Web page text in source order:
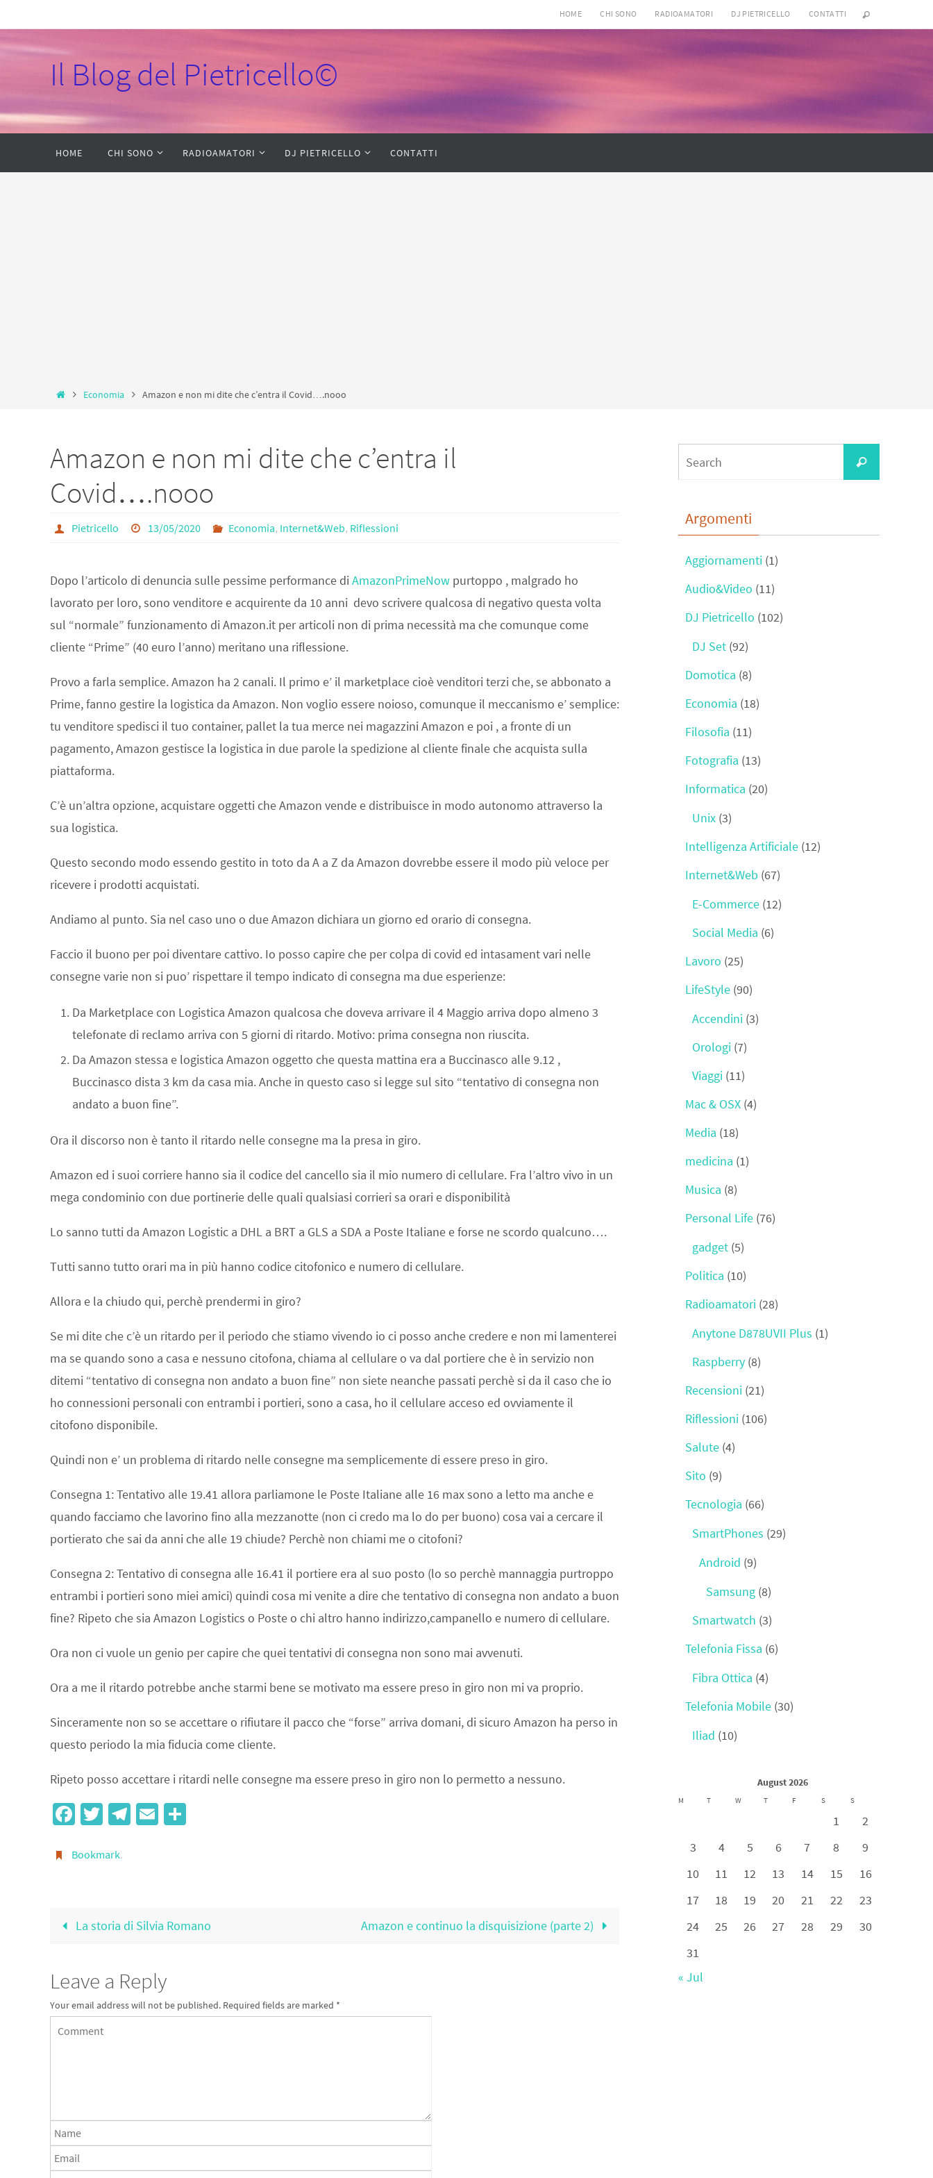
to
content
HOME CHI SONO RADIOAMATORI DJ PIETRICELLO CONTATTI
Il Blog del Pietricello©
content
HOME CHI SONO RADIOAMATORI DJ PIETRICELLO CONTATTI
HomeEconomia Amazon e non mi dite che c’entra il Covid….nooo
Amazon e non mi dite che c’entra il
Covid….nooo
Pietricello 13/05/2020 Economia, Internet&Web, Riflessioni
Dopo l’articolo di denuncia sulle pessime performance di AmazonPrimeNow purtoppo , malgrado ho
lavorato per loro, sono venditore e acquirente da 10 anni devo scrivere qualcosa di negativo questa volta
sul “normale” funzionamento di Amazon.it per articoli non di prima necessità ma che comunque come
cliente “Prime” (40 euro l’anno) meritano una riflessione.
Provo a farla semplice. Amazon ha 2 canali. Il primo e’ il marketplace cioè venditori terzi che, se abbonato a
Prime, fanno gestire la logistica da Amazon. Non voglio essere noioso, comunque il meccanismo e’ semplice:
tu venditore spedisci il tuo container, pallet la tua merce nei magazzini Amazon e poi , a fronte di un
pagamento, Amazon gestisce la logistica in due parole la spedizione al cliente finale che acquista sulla
piattaforma.
C’è un’altra opzione, acquistare oggetti che Amazon vende e distribuisce in modo autonomo attraverso la
sua logistica.
Questo secondo modo essendo gestito in toto da A a Z da Amazon dovrebbe essere il modo più veloce per
ricevere i prodotti acquistati.
Andiamo al punto. Sia nel caso uno o due Amazon dichiara un giorno ed orario di consegna.
Faccio il buono per poi diventare cattivo. Io posso capire che per colpa di covid ed intasament vari nelle
consegne varie non si puo’ rispettare il tempo indicato di consegna ma due esperienze:
Da Marketplace con Logistica Amazon qualcosa che doveva arrivare il 4 Maggio arriva dopo almeno 3
telefonate di reclamo arriva con 5 giorni di ritardo. Motivo: prima consegna non riuscita.
Da Amazon stessa e logistica Amazon oggetto che questa mattina era a Buccinasco alle 9.12 ,
Buccinasco dista 3 km da casa mia. Anche in questo caso si legge sul sito “tentativo di consegna non
andato a buon fine”.
Ora il discorso non è tanto il ritardo nelle consegne ma la presa in giro.
Amazon ed i suoi corriere hanno sia il codice del cancello sia il mio numero di cellulare. Fra l’altro vivo in un
mega condominio con due portinerie delle quali qualsiasi corrieri sa orari e disponibilità
Lo sanno tutti da Amazon Logistic a DHL a BRT a GLS a SDA a Poste Italiane e forse ne scordo qualcuno….
Tutti sanno tutto orari ma in più hanno codice citofonico e numero di cellulare.
Allora e la chiudo qui, perchè prendermi in giro?
Se mi dite che c’è un ritardo per il periodo che stiamo vivendo io ci posso anche credere e non mi lamenterei
ma se quando sono a casa e nessuno citofona, chiama al cellulare o va dal portiere che è in servizio non
ditemi “tentativo di consegna non andato a buon fine” non siete neanche passati perchè si da il caso che io
ho connessioni personali con entrambi i portieri, sono a casa, ho il cellulare acceso ed ovviamente il
citofono disponibile.
Quindi non e’ un problema di ritardo nelle consegne ma semplicemente di essere preso in giro.
Consegna 1: Tentativo alle 19.41 allora parliamone le Poste Italiane alle 16 max sono a letto ma anche e
quando facciamo che lavorino fino alla mezzanotte (non ci credo ma lo do per buono) cosa vai a cercare il
portierato che sai da anni che alle 19 chiude? Perchè non chiami me o citofoni?
Consegna 2: Tentativo di consegna alle 16.41 il portiere era al suo posto (lo so perchè mannaggia purtroppo
entrambi i portieri sono miei amici) quindi cosa mi venite a dire che tentativo di consegna non andato a buon
fine? Ripeto che sia Amazon Logistics o Poste o chi altro hanno indirizzo,campanello e numero di cellulare.
Ora non ci vuole un genio per capire che quei tentativi di consegna non sono mai avvenuti.
Ora a me il ritardo potrebbe anche starmi bene se motivato ma essere preso in giro non mi va proprio.
Sinceramente non so se accettare o rifiutare il pacco che “forse” arriva domani, di sicuro Amazon ha perso in
questo periodo la mia fiducia come cliente.
Ripeto posso accettare i ritardi nelle consegne ma essere preso in giro non lo permetto a nessuno.
Fa
b
k
T
tt
Te E
Bookmark.
La storia di Silvia Romano Amazon e continuo la disquisizione (parte 2)
Leave a Reply
Your email address will not be published. Required fields are marked *
for:
Search
Argomenti
Aggiornamenti (1)
Audio&Video (11)
DJ Pietricello (102)
DJ Set (92)
Domotica (8)
Economia (18)
Filosofia (11)
Fotografia (13)
Informatica (20)
Unix (3)
Intelligenza Artificiale (12)
Internet&Web (67)
E-Commerce (12)
Social Media (6)
Lavoro (25)
LifeStyle (90)
Accendini (3)
Orologi (7)
Viaggi (11)
Mac & OSX (4)
Media (18)
medicina (1)
Musica (8)
Personal Life (76)
gadget (5)
Politica (10)
Radioamatori (28)
Anytone D878UVII Plus (1)
Raspberry (8)
Recensioni (21)
Riflessioni (106)
Salute (4)
Sito (9)
Tecnologia (66)
SmartPhones (29)
Android (9)
Samsung (8)
Smartwatch (3)
Telefonia Fissa (6)
Fibra Ottica (4)
Telefonia Mobile (30)
Iliad (10)
August 2026
M T W T F S S
1
2
3
4 5 6 7 8
9
10
11 12 13 14 15
16
17
18 19 20 21 22
23
24
25 26 27 28 29
30
31
« Jul